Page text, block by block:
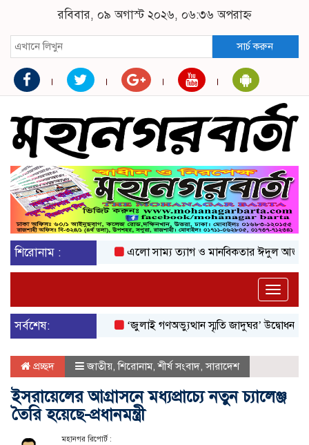
রবিবার, ০৯ অগাস্ট ২০২৬, ০৬:৩৬ অপরাহ্ন
সার্চ করুন
শিরোনাম : এলো সাম্য ত্যাগ ও মানবিকতার ঈদুল আজহা
Toggle
সর্বশেষ:
‘জুলাই গণঅভ্যুত্থান স্মৃতি জাদুঘর’ উদ্বোধন করলেন
প্রচ্ছদ জাতীয়,শিরোনাম,শীর্ষ সংবাদ,সারাদেশ
ইসরায়েলের আগ্রাসনে মধ্যপ্রাচ্যে নতুন চ্যালেঞ্জ
তৈরি হয়েছে-প্রধানমন্ত্রী
মহানগর রিপোর্ট :